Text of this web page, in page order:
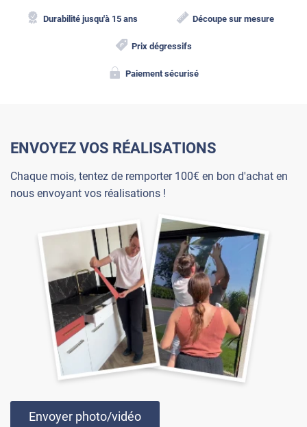
Durabilité jusqu'à 15 ans Découpe sur mesure
Prix dégressifs
Paiement sécurisé
ENVOYEZ VOS RÉALISATIONS
Chaque mois, tentez de remporter 100€ en bon d'achat en
nous envoyant vos réalisations !
Envoyer photo/vidéo